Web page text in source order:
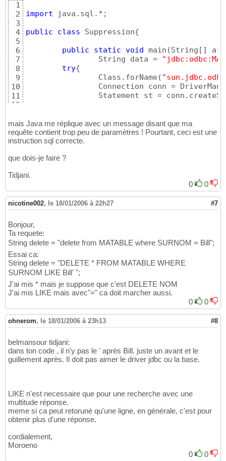
1
2
3
4
5
6
7
8
9
10
11
12
14
15
16
18
20
22
23
25
26
27
28
29
import java.sql.*;
public
class Suppression{
public
static void main (String [ ]
		String data =
try{
		Class.forName
(
Connection conn =
Statement st =
int result =
	 		System.out.println
(
}
}
mais Java me réplique avec un message disant que ma
requête contient trop peu de paramètres ! Pourtant, ceci est une
instruction sql correcte.
que dois-je faire ?
Tidjani.
0
0
nicotine002, le 18/01/2006 à 22h27 #7
Bonjour,
Ta requete:
String delete = "delete from MATABLE where SURNOM = Bill";
Essai ca:
String delete = "DELETE * FROM MATABLE WHERE
SURNOM LIKE Bill' ";
J'ai mis * mais je suppose que c'est DELETE NOM
J'ai mis LIKE mais avec"=" ca doit marcher aussi.
0
0
ohnerom, le 18/01/2006 à 23h13 #8
belmansour tidjani:
dans ton code , il n'y pas le ' après Bill. juste un avant et le
guillement après. Il doit pas aimer le driver jdbc ou la base.
LIKE n'est necessaire que pour une recherche avec une
multitude réponse.
meme si ca peut retoruné qu'une ligne, en générale, c'est pour
obtenir plus d'une réponse.
cordialement,
Moroeno
0
0